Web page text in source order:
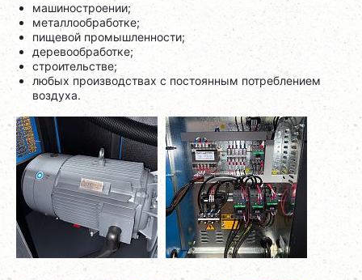
машиностроении;
металлообработке;
пищевой промышленности;
деревообработке;
строительстве;
любых производствах с постоянным потреблением
воздуха.